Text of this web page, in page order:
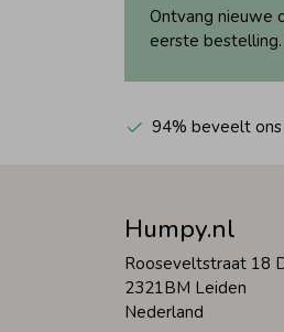
Ontvang nieuwe
eerste bestelling.
94% beveelt ons
Humpy.nl
Rooseveltstraat 18
2321BM Leiden
Nederland